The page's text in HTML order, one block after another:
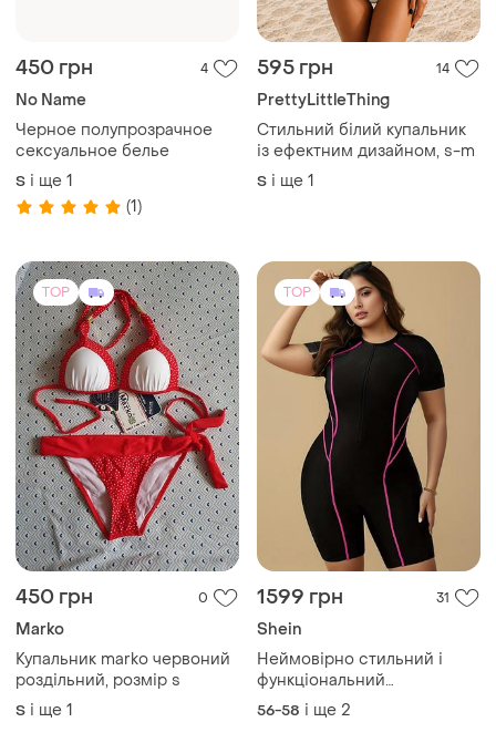
450 грн 4
No Name
Черное полупрозрачное
сексуальное белье
S і ще 1
(1)
595 грн 14
PrettyLittleThing
Стильний білий купальник
із ефектним дизайном, s-m
S і ще 1
TOP
450 грн 0
Marko
Купальник marko червоний
роздільний, розмір s
S і ще 1
TOP
1599 грн 31
Shein
Неймовірно стильний і
функціональний
спортивний купальник на
блискавці із коригувальним
56-58 і ще 2